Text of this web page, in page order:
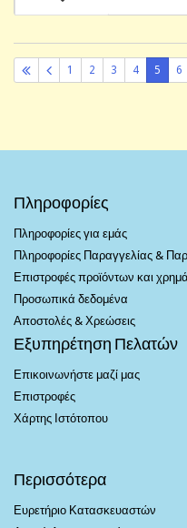
1 2 3 4 5 6
Πληροφορίες
Πληροφορίες για εμάς
Πληροφορίες Παραγγελίας &
Επιστροφές προϊόντων και
Προσωπικά δεδομένα
Αποστολές & Χρεώσεις
Εξυπηρέτηση Πελατών
Επικοινωνήστε μαζί μας
Επιστροφές
Χάρτης Ιστότοπου
Περισσότερα
Ευρετήριο Κατασκευαστών